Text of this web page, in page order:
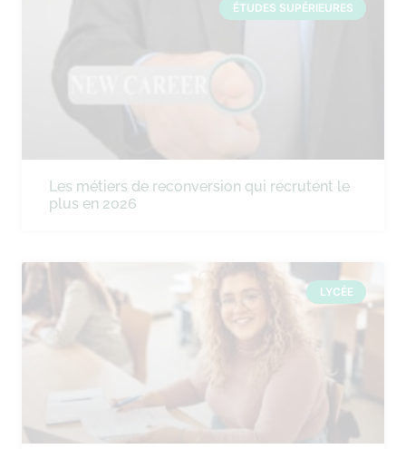
ÉTUDES SUPÉRIEURES
Les métiers de reconversion qui recrutent le
plus en 2026
LYCÉE